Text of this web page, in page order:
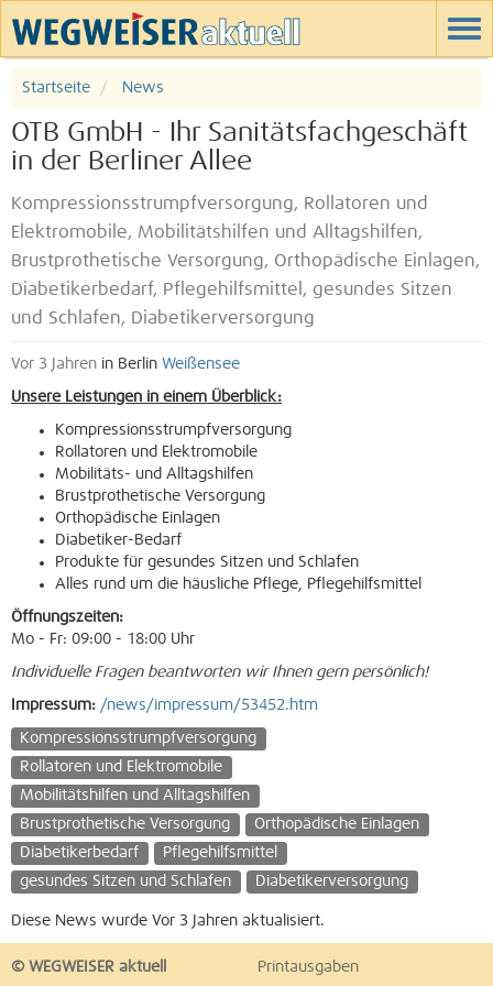
Startseite News
OTB GmbH - Ihr Sanitätsfachgeschäft
in der Berliner Allee
Kompressionsstrumpfversorgung, Rollatoren und
Elektromobile, Mobilitätshilfen und Alltagshilfen,
Brustprothetische Versorgung, Orthopädische Einlagen,
Diabetikerbedarf, Pflegehilfsmittel, gesundes Sitzen
und Schlafen, Diabetikerversorgung
Vor 3 Jahren in Berlin Weißensee
Unsere Leistungen in einem Überblick:
Kompressionsstrumpfversorgung
Rollatoren und Elektromobile
Mobilitäts- und Alltagshilfen
Brustprothetische Versorgung
Orthopädische Einlagen
Diabetiker-Bedarf
Produkte für gesundes Sitzen und Schlafen
Alles rund um die häusliche Pflege, Pflegehilfsmittel
Öffnungszeiten:
Mo - Fr: 09:00 - 18:00 Uhr
Individuelle Fragen beantworten wir Ihnen gern persönlich!
Impressum: /news/impressum/53452.htm
Kompressionsstrumpfversorgung
Rollatoren und Elektromobile
Mobilitätshilfen und Alltagshilfen
Brustprothetische Versorgung
Orthopädische Einlagen
Diabetikerbedarf
Pflegehilfsmittel
gesundes Sitzen und Schlafen
Diabetikerversorgung
Diese News wurde Vor 3 Jahren aktualisiert.
© WEGWEISER aktuell Printausgaben